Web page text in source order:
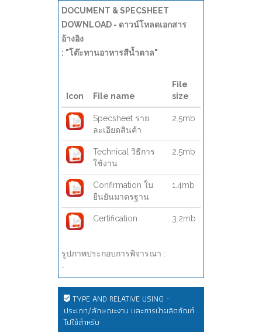
DOCUMENT & SPECSHEET
DOWNLOAD - ดาวน์โหลดเอกสาร
อ้างอิง
: "โต๊ะทานอาหารสีน้ำตาล"
Icon File name
File
size
Specsheet ราย
ละเอียดสินค้า
2.5mb
Technical วิธีการ
ใช้งาน
2.5mb
Confirmation ใบ
ยืนยันมาตรฐาน
1.4mb
Certification 3.2mb
รูปภาพประกอบการพิจารณา :
-
TYPE AND RELATIVE USING -
ประเภท/ลักษณะงาน และการนำผลิตภัณฑ์
ไปใช้สำหรับ